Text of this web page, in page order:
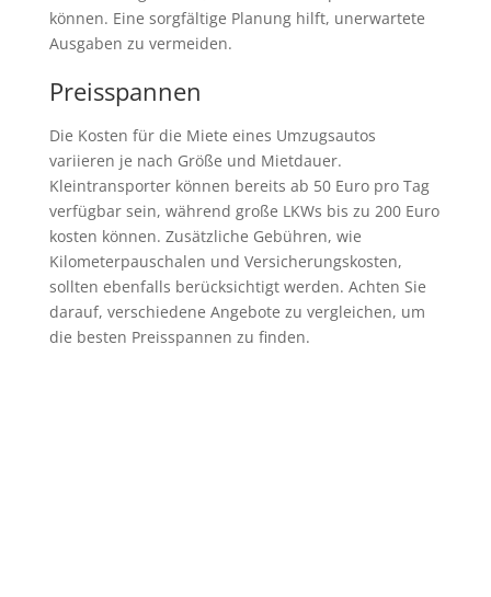
können. Eine sorgfältige Planung hilft, unerwartete
Ausgaben zu vermeiden.
Preisspannen
Die Kosten für die Miete eines Umzugsautos
variieren je nach Größe und Mietdauer.
Kleintransporter können bereits ab 50 Euro pro Tag
verfügbar sein, während große LKWs bis zu 200 Euro
kosten können. Zusätzliche Gebühren, wie
Kilometerpauschalen und Versicherungskosten,
sollten ebenfalls berücksichtigt werden. Achten Sie
darauf, verschiedene Angebote zu vergleichen, um
die besten Preisspannen zu finden.